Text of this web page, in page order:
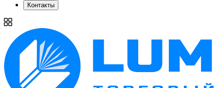
Контакты